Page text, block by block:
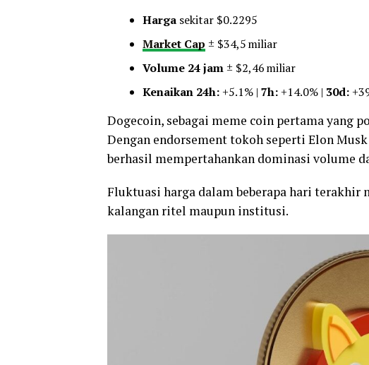
Harga sekitar $0.2295
Market Cap ± $34,5 miliar
Volume 24 jam ± $2,46 miliar
Kenaikan 24h: +5.1% | 7h: +14.0% | 30d:
Dogecoin, sebagai meme coin pertama yang
Dengan endorsement tokoh seperti Elon
berhasil mempertahankan dominasi volume
Fluktuasi harga dalam beberapa hari
kalangan ritel maupun institusi.